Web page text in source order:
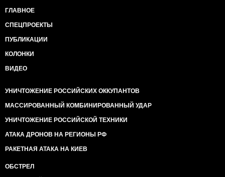
ГЛАВНОЕ
СПЕЦПРОЕКТЫ
ПУБЛИКАЦИИ
КОЛОНКИ
ВИДЕО
УНИЧТОЖЕНИЕ РОССИЙСКИХ ОККУПАНТОВ
МАССИРОВАННЫЙ КОМБИНИРОВАННЫЙ УДАР
УНИЧТОЖЕНИЕ РОССИЙСКОЙ ТЕХНИКИ
АТАКА ДРОНОВ НА РЕГИОНЫ РФ
РАКЕТНАЯ АТАКА НА КИЕВ
ОБСТРЕЛ